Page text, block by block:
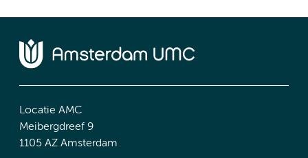
Locatie AMC
Meibergdreef 9
1105 AZ Amsterdam